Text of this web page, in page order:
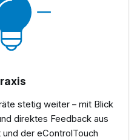
stetig weiter – mit Blick
direktes Feedback aus
der eControlTouch